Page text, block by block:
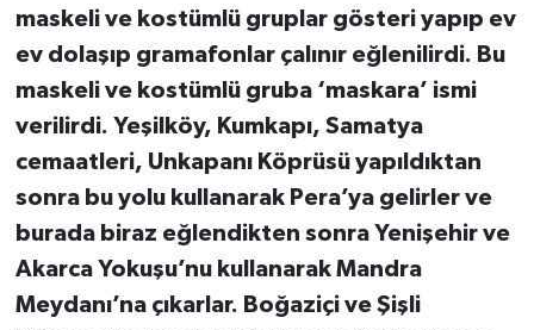
maskeli ve kostümlü gruplar gösteri yapıp ev
ev dolaşıp gramafonlar çalınır eğlenilirdi. Bu
maskeli ve kostümlü gruba ‘maskara’ ismi
verilirdi. Yeşilköy, Kumkapı, Samatya
cemaatleri, Unkapanı Köprüsü yapıldıktan
sonra bu yolu kullanarak Pera’ya gelirler ve
burada biraz eğlendikten sonra Yenişehir ve
Akarca Yokuşu’nu kullanarak Mandra
Meydanı’na çıkarlar. Boğaziçi ve Şişli